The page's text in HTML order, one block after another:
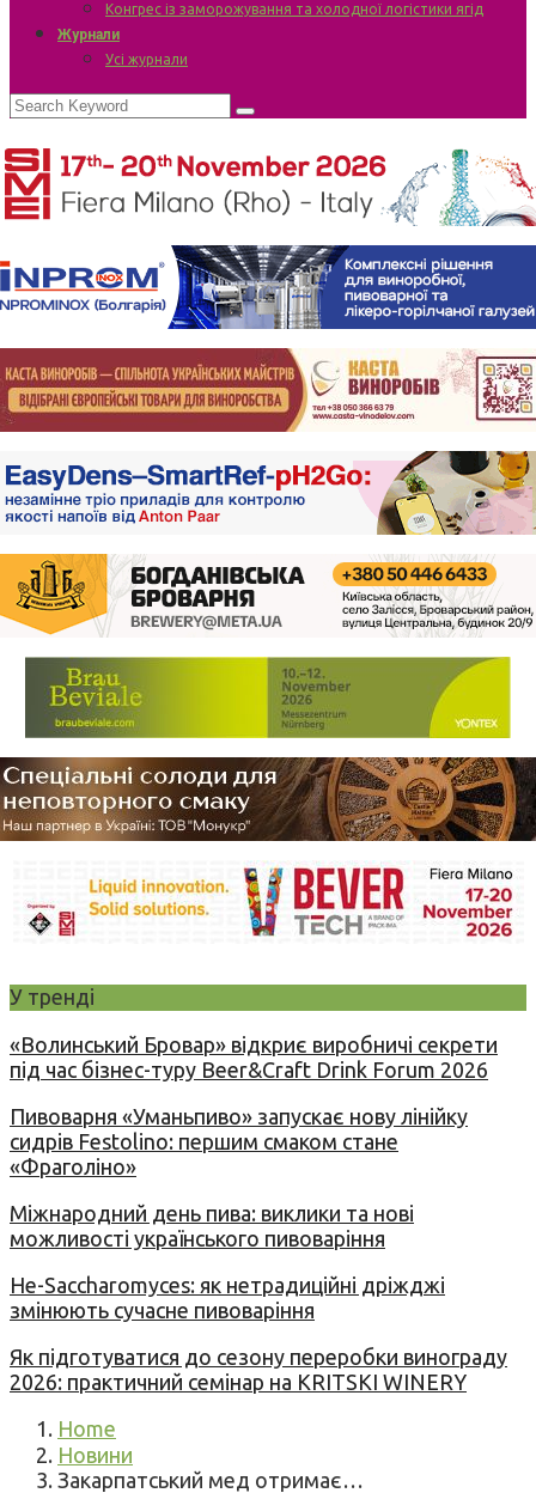
Конгрес із заморожування та холодної логістики ягід
Журнали
Усі журнали
У тренді
«Волинський Бровар» відкриє виробничі секрети
під час бізнес-туру Beer&Craft Drink Forum 2026
Пивоварня «Уманьпиво» запускає нову лінійку
сидрів Festolino: першим смаком стане
«Фраголіно»
Міжнародний день пива: виклики та нові
можливості українського пивоваріння
Не-Saccharomyces: як нетрадиційні дріжджі
змінюють сучасне пивоваріння
Як підготуватися до сезону переробки винограду
2026: практичний семінар на KRITSKI WINERY
Home
Новини
Закарпатський мед отримає…